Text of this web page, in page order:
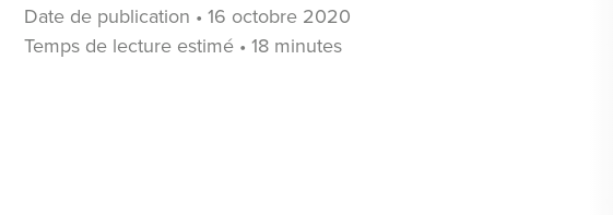
Date de publication • 16 octobre 2020
Temps de lecture estimé • 18 minutes